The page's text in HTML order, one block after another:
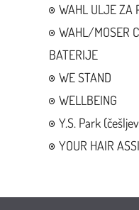
WAHL ULJE ZA
WAHL/MOSER
BATERIJE
WE STAND
WELLBEING
Y.S. Park
YOUR HAIR